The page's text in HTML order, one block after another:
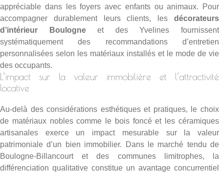
appréciable dans les foyers avec enfants ou animaux. Pour
accompagner durablement leurs clients, les décorateurs
d’intérieur Boulogneet des Yvelines fournissent
systématiquement des recommandations d’entretien
personnalisées selon les matériaux installés et le mode de vie
des occupants.
L’impact sur la valeur immobilière et l’attractivité
locative
Au-delà des considérations esthétiques et pratiques, le choix
de matériaux nobles comme le bois foncé et les céramiques
artisanales exerce un impact mesurable sur la valeur
patrimoniale d’un bien immobilier. Dans le marché tendu de
Boulogne-Billancourt et des communes limitrophes, la
différenciation qualitative constitue un avantage concurrentiel